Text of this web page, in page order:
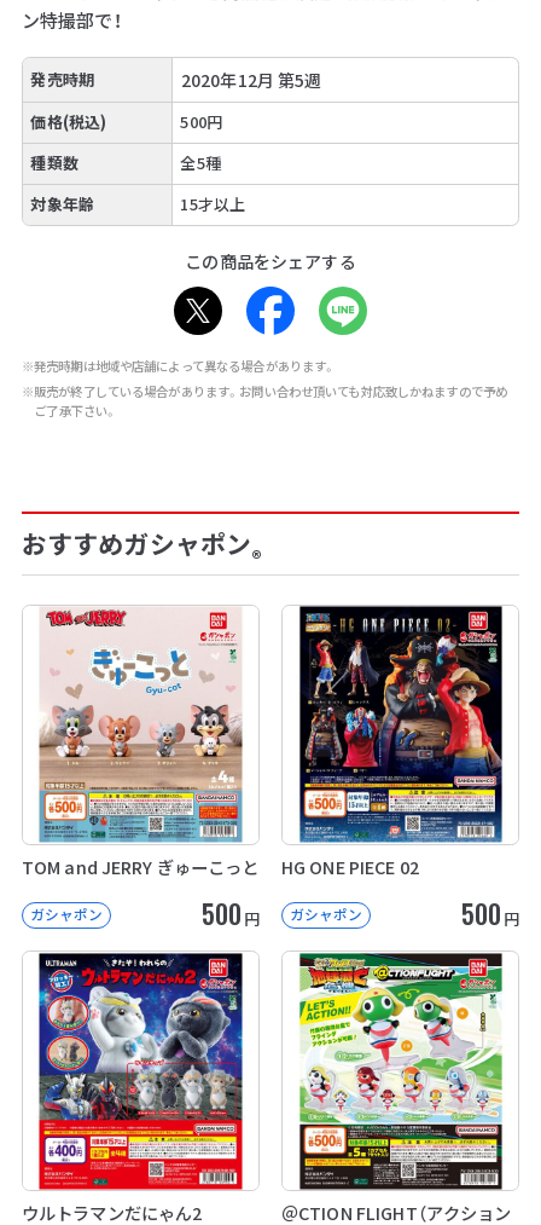
ン特撮部で！
発売時期 2020年12月 第5週
価格(税込)
500円
種類数
全5種
対象年齢
15才以上
この商品をシェアする
※発売時期は地域や店舗によって異なる場合があります。
※販売が終了している場合があります。お問い合わせ頂いても対応致しかねますので予め
ご了承下さい。
おすすめガシャポン®
TOM and JERRY ぎゅーこっと
ガシャポン 500 円
HG ONE PIECE 02
ガシャポン 500 円
ウルトラマンだにゃん2 ＠CTION FLIGHT（アクション